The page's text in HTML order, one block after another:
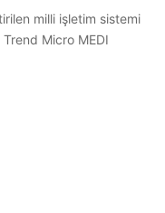
milli işletim sistemi
Micro MEDI